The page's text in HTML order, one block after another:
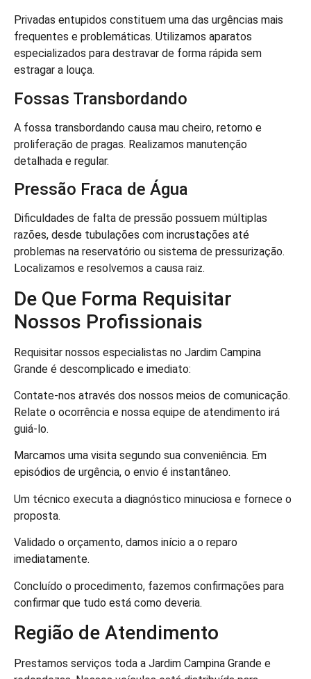
Privadas entupidos constituem uma das urgências mais
frequentes e problemáticas. Utilizamos aparatos
especializados para destravar de forma rápida sem
estragar a louça.
Fossas Transbordando
A fossa transbordando causa mau cheiro, retorno e
proliferação de pragas. Realizamos manutenção
detalhada e regular.
Pressão Fraca de Água
Dificuldades de falta de pressão possuem múltiplas
razões, desde tubulações com incrustações até
problemas na reservatório ou sistema de pressurização.
Localizamos e resolvemos a causa raiz.
De Que Forma Requisitar
Nossos Profissionais
Requisitar nossos especialistas no Jardim Campina
Grande é descomplicado e imediato:
Contate-nos através dos nossos meios de comunicação.
Relate o ocorrência e nossa equipe de atendimento irá
guiá-lo.
Marcamos uma visita segundo sua conveniência. Em
episódios de urgência, o envio é instantâneo.
Um técnico executa a diagnóstico minuciosa e fornece o
proposta.
Validado o orçamento, damos início a o reparo
imediatamente.
Concluído o procedimento, fazemos confirmações para
confirmar que tudo está como deveria.
Região de Atendimento
Prestamos serviços toda a Jardim Campina Grande e